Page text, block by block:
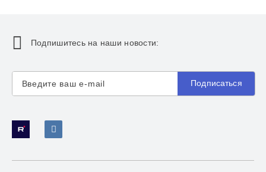
Подпишитесь на наши новости:
Подписаться